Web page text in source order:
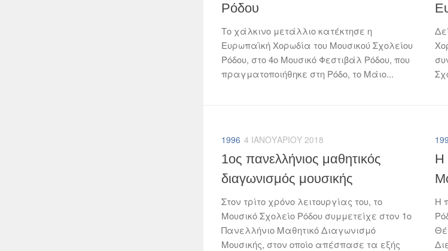
Ρόδου
Το χάλκινο μετάλλιο κατέκτησε η
Ευρωπαϊκή Χορωδία του Μουσικού Σχολείου
Ρόδου, στο 4ο Μουσικό Φεστιβάλ Ρόδου, που
πραγματοποιήθηκε στη Ρόδο, το Μάιο...
1996 4 ΙΑΝΟΥΑΡΊΟΥ 2018
1ος πανελλήνιος μαθητικός
διαγωνισμός μουσικής
Στον τρίτο χρόνο λειτουργίας του, το
Μουσικό Σχολείο Ρόδου συμμετείχε στον 1ο
Πανελλήνιο Μαθητικό Διαγωνισμό
Μουσικής, στον οποίο απέσπασε τα εξής
Η
Η